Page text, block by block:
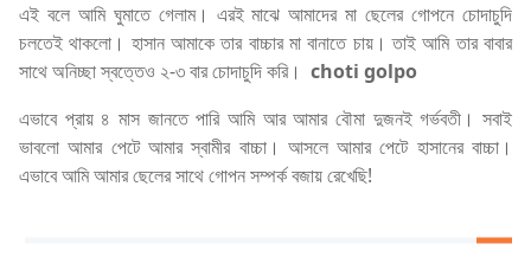
এই বলে আমি ঘুমাতে গেলাম। এরই মাঝে আমাদের মা ছেলের গোপনে চোদাচুদি
চলতেই থাকলো। হাসান আমাকে তার বাচ্চার মা বানাতে চায়। তাই আমি তার বাবার
সাথে অনিচ্ছা স্বত্তেও ২-৩ বার চোদাচুদি করি। choti golpo
এভাবে প্রায় ৪ মাস জানতে পারি আমি আর আমার বৌমা দুজনই গর্ভবতী। সবাই
ভাবলো আমার পেটে আমার স্বামীর বাচ্চা। আসলে আমার পেটে হাসানের বাচ্চা।
এভাবে আমি আমার ছেলের সাথে গোপন সম্পর্ক বজায় রেখেছি!